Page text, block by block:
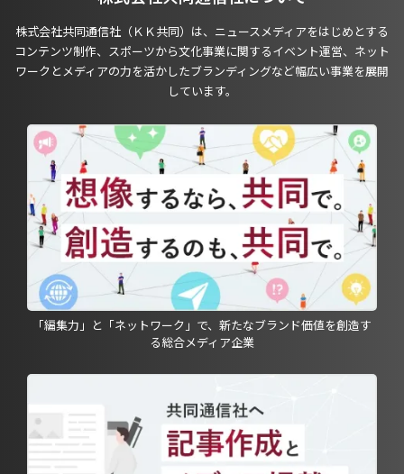
株式会社共同通信社（ＫＫ共同）は、ニュースメディアをはじめとする
コンテンツ制作、スポーツから文化事業に関するイベント運営、ネット
ワークとメディアの力を活かしたブランディングなど幅広い事業を展開
しています。
「編集力」と「ネットワーク」で、新たなブランド価値を創造す
る総合メディア企業